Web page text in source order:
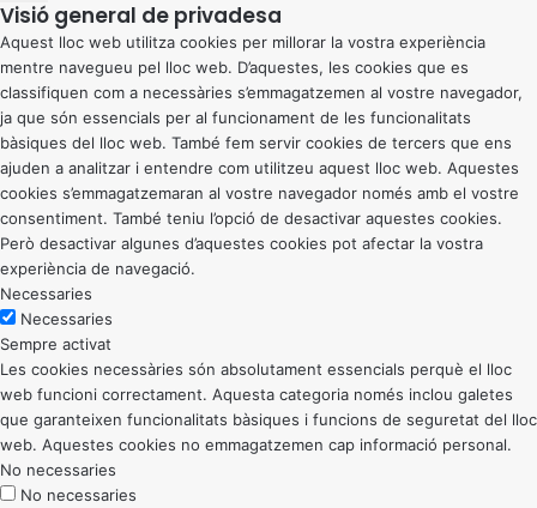
Visió general de privadesa
Aquest lloc web utilitza cookies per millorar la vostra experiència
mentre navegueu pel lloc web. D’aquestes, les cookies que es
classifiquen com a necessàries s’emmagatzemen al vostre navegador,
ja que són essencials per al funcionament de les funcionalitats
bàsiques del lloc web. També fem servir cookies de tercers que ens
ajuden a analitzar i entendre com utilitzeu aquest lloc web. Aquestes
cookies s’emmagatzemaran al vostre navegador només amb el vostre
consentiment. També teniu l’opció de desactivar aquestes cookies.
Però desactivar algunes d’aquestes cookies pot afectar la vostra
experiència de navegació.
Necessaries
Necessaries
Sempre activat
Les cookies necessàries són absolutament essencials perquè el lloc
web funcioni correctament. Aquesta categoria només inclou galetes
que garanteixen funcionalitats bàsiques i funcions de seguretat del lloc
web. Aquestes cookies no emmagatzemen cap informació personal.
No necessaries
No necessaries